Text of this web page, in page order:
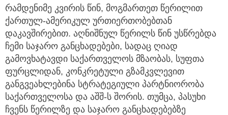
რამდენიმე კვირის წინ, მოგმართეთ წერილით
ქართულ-ამერიკულ ურთიერთობებთან
დაკავშირებით. აღნიშნულ წერილს წინ უსწრებდა
ჩემი საჯარო განცხადებები, სადაც ღიად
გამოვხატავდი საქართველოს მზაობას, სუფთა
ფურცლიდან, კონკრეტული გზამკვლევით
განგვეახლებინა სტრატეგიული პარტნიორობა
საქართველოსა და აშშ-ს შორის. თუმცა, პასუხი
ჩვენს წერილზე და საჯარო განცხადებებზე